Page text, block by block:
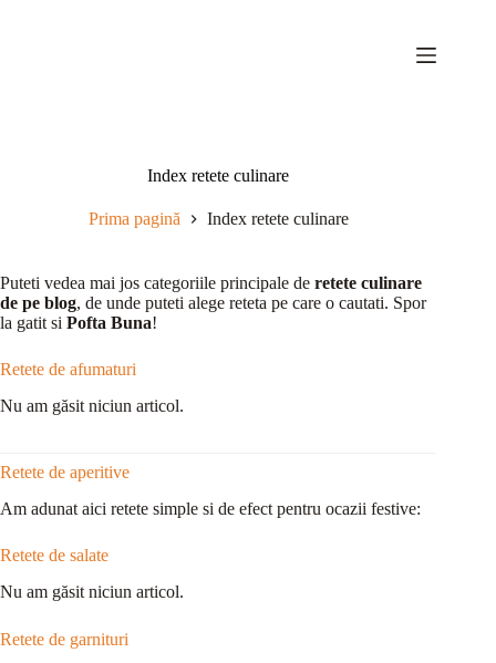
Index retete culinare
Prima pagină Index retete culinare
Puteti vedea mai jos categoriile principale de retete culinare
de pe blog, de unde puteti alege reteta pe care o cautati. Spor
la gatit si Pofta Buna!
Retete de afumaturi
Nu am găsit niciun articol.
Retete de aperitive
Am adunat aici retete simple si de efect pentru ocazii festive:
Retete de salate
Nu am găsit niciun articol.
Retete de garnituri